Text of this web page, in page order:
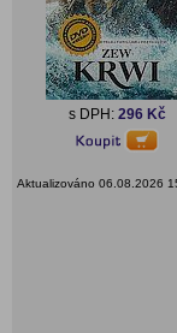
s DPH: 296 Kč
Aktualizováno 06.08.2026